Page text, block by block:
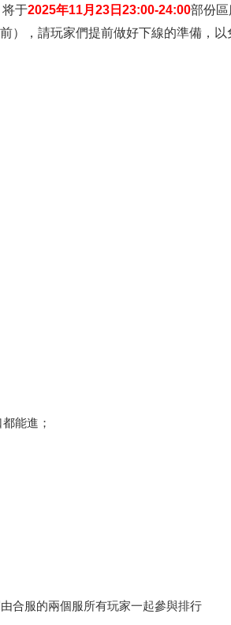
于2025年11月23日23:00-24:00部份區
），請玩家們提前做好下線的準備，
能進；
合服的兩個服所有玩家一起參與排行